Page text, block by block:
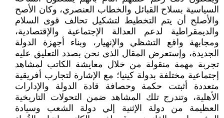
السياسية بسلاح القبائل والخطاب العنصري، وكان الأصح
والأصلح أن يتم التخطيط لتشكيل تحالف قوى السلام
والديمقراطية لدعم العدالة الإجتماعية والإقتصادية،
ومجابهة واقع التشظي والإنهيار، وبناء أجهزة الدولة
الجديدة، وإستعرض المقال الذي نحن بصدد التعليق عليه
تجربة مهمة منقولة من خلال معايشة الكاتب لمشاهد
إجتماعية مختلفة بدولة كينيا؛ مع الإشارة لتجارب أفريقية
متعددة أثبتت حكمة وحصافة قادة الدولة والإدارات
الأهلية، وتندرج تلك المشاهد ضمن التحولات التاريخية
العظيمة من دولة الإثنية إلي دولة الشعب وسيادة